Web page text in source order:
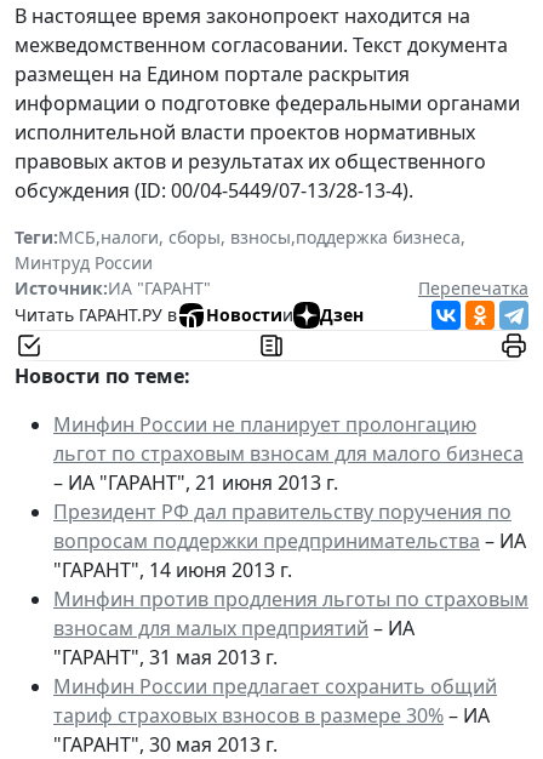
В настоящее время законопроект находится на
межведомственном согласовании. Текст документа
размещен на Едином портале раскрытия
информации о подготовке федеральными органами
исполнительной власти проектов нормативных
правовых актов и результатах их общественного
обсуждения (ID: 00/04-5449/07-13/28-13-4).
Теги:МСБ,налоги, сборы, взносы,поддержка бизнеса,
Минтруд России
Источник:ИА "ГАРАНТ"
Перепечатка
Читать ГАРАНТ.РУ в
Новостии Дзен
Новости по теме:
Минфин России не планирует пролонгацию
льгот по страховым взносам для малого бизнеса
– ИА "ГАРАНТ", 21 июня 2013 г.
Президент РФ дал правительству поручения по
вопросам поддержки предпринимательства – ИА
"ГАРАНТ", 14 июня 2013 г.
Минфин против продления льготы по страховым
взносам для малых предприятий – ИА
"ГАРАНТ", 31 мая 2013 г.
Минфин России предлагает сохранить общий
тариф страховых взносов в размере 30%– ИА
"ГАРАНТ", 30 мая 2013 г.